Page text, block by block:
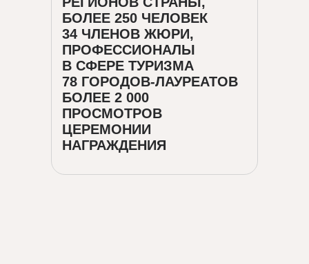
БОЛЕЕ 250 ЧЕЛОВЕК
34 ЧЛЕНОВ ЖЮРИ,
ПРОФЕССИОНАЛЫ
В СФЕРЕ ТУРИЗМА
78 ГОРОДОВ-ЛАУРЕАТОВ
БОЛЕЕ 2 000
ПРОСМОТРОВ
ЦЕРЕМОНИИ
НАГРАЖДЕНИЯ